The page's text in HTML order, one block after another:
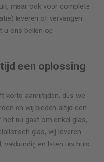
maar ook voor complete
leveren of vervangen
u ons bellen op
een oplossing
korte aanrijtijden, dus we
en wij bieden altijd een
nu gaat om enkel glas,
glas, wij leveren
vakkundig en laten uw huis